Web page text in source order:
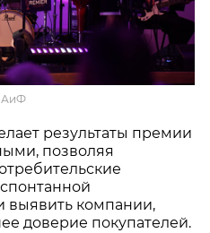
АиФ
результаты премии
позволяя
выявить компании,
доверие покупателей.